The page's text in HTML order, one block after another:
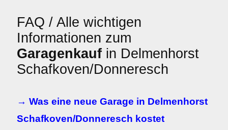
FAQ / Alle wichtigen
Informationen zum
Garagenkauf in Delmenhorst
Schafkoven/Donneresch
→ Was eine neue Garage in Delmenhorst
Schafkoven/Donneresch kostet